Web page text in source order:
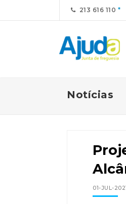
213 616 110
Notícias
01-JUL-